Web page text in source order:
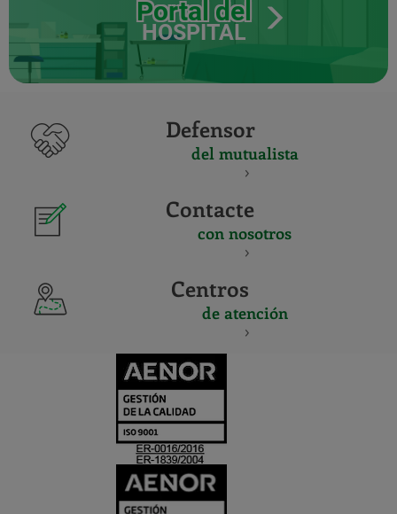
Portal del
HOSPITAL
Defensor
del mutualista
Contacte
con nosotros
Centros
de atención